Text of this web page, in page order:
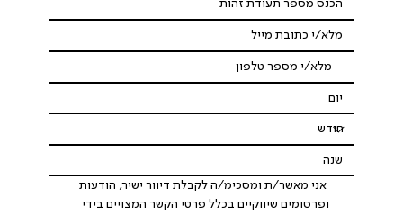
אני מאשר/ת ומסכימ/ה לקבלת דיוור ישיר, הודעות